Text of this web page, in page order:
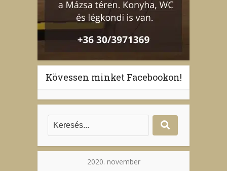
Kövessen minket Facebookon!
2020. november